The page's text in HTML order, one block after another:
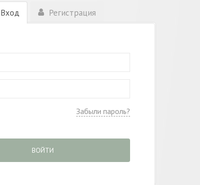
Вход Регистрация
Забыли пароль?
ВОЙТИ